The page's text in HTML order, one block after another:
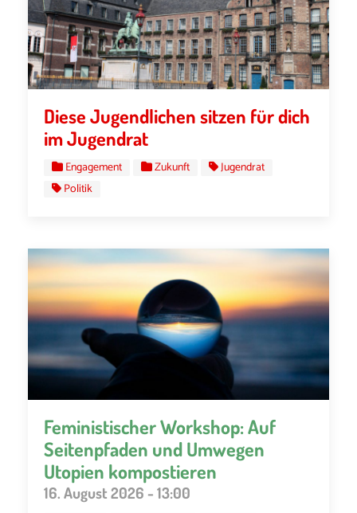
Diese Jugendlichen sitzen für dich
im Jugendrat
Engagement Zukunft
Jugendrat
Politik
Feministischer Workshop: Auf
Seitenpfaden und Umwegen
Utopien kompostieren
16. August 2026 - 13:00